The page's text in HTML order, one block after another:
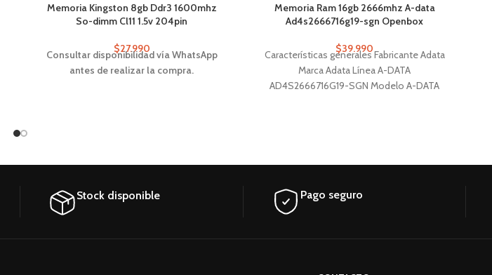
Memoria Kingston 8gb Ddr3 1600mhz
So-dimm Cl11 1.5v 204pin
$27.990
Consultar disponibilidad vía WhatsApp
antes de realizar la compra.
Memoria Ram 16gb 2666mhz A-data
Ad4s2666716g19-sgn Openbox
$39.990
Características generales Fabricante Adata
Marca Adata Línea A-DATA
AD4S2666716G19-SGN Modelo A-DATA
Stock disponible Pago seguro